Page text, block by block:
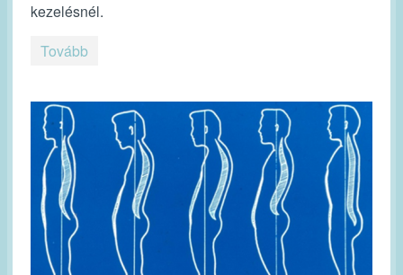
kezelésnél.
Tovább